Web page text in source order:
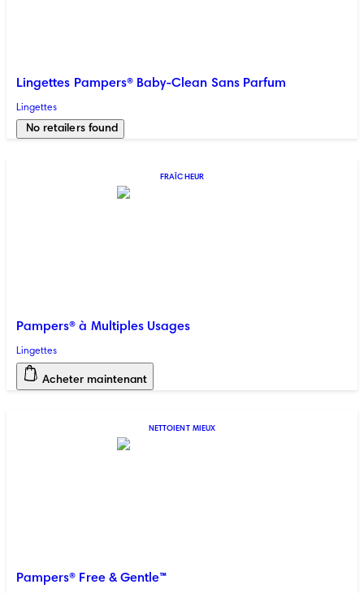
Lingettes Pampers® Baby-Clean Sans Parfum
Lingettes
No retailers found
FRAÎCHEUR
Pampers® à Multiples Usages
Lingettes
Acheter maintenant
NETTOIENT MIEUX
Pampers® Free & Gentle™